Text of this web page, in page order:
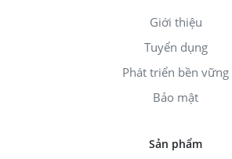
Giới thiệu
Tuyển dụng
Phát triển bền vững
Bảo mật
Sản phẩm